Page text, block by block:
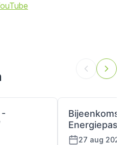
-
Bijeenkomst
27 aug 2026